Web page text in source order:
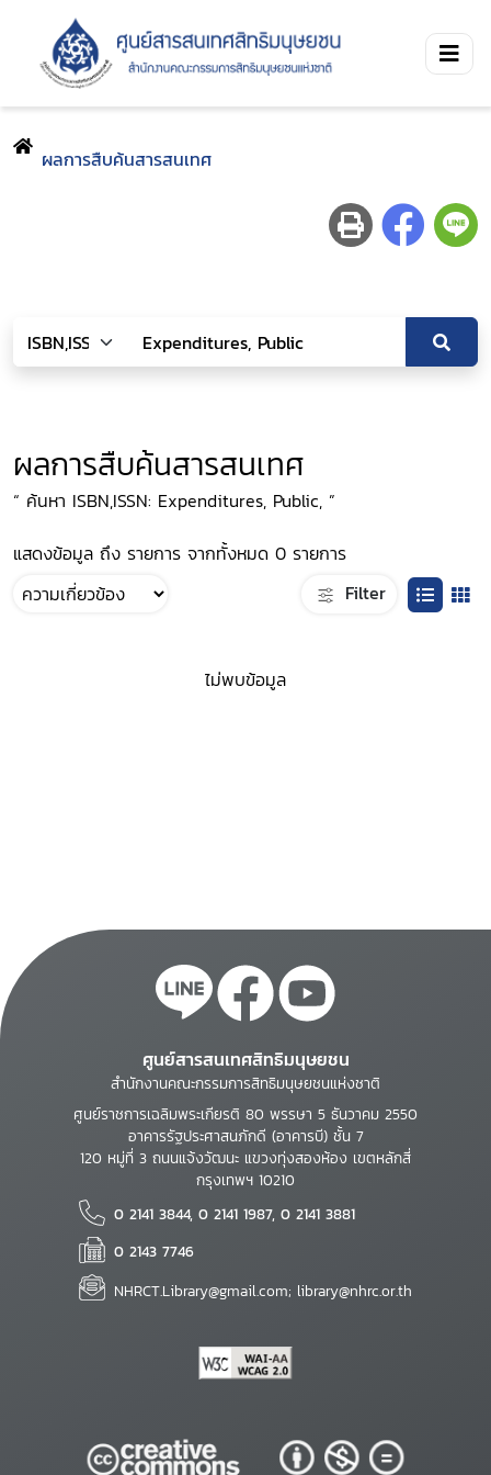
ผลการสืบค้นสารสนเทศ
ผลการสืบค้นสารสนเทศ
“ ค้นหา ISBN,ISSN: Expenditures, Public, ”
แสดงข้อมูล ถึง รายการ จากทั้งหมด 0 รายการ
Filter
ไม่พบข้อมูล
ศูนย์สารสนเทศสิทธิมนุษยชน
สำนักงานคณะกรรมการสิทธิมนุษยชนแห่งชาติ
ศูนย์ราชการเฉลิมพระเกียรติ 80 พรรษา 5 ธันวาคม 2550
อาคารรัฐประศาสนภักดี (อาคารบี) ชั้น 7
120 หมู่ที่ 3 ถนนแจ้งวัฒนะ แขวงทุ่งสองห้อง เขตหลักสี่
กรุงเทพฯ 10210
0 2141 3844, 0 2141 1987, 0 2141 3881
0 2143 7746
NHRCT.Library@gmail.com; library@nhrc.or.th